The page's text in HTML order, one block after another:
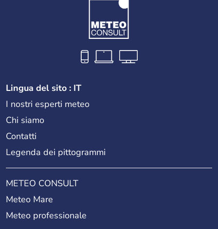
Lingua del sito : IT
I nostri esperti meteo
Chi siamo
Contatti
Legenda dei pittogrammi
METEO CONSULT
Meteo Mare
Meteo professionale